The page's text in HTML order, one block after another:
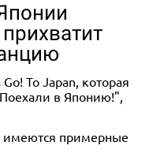
To Japan, которая
в Японию!",
имеются примерные